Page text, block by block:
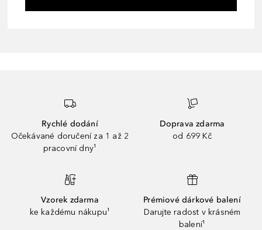
Rychlé dodání
Očekávané doručení za 1 až 2
pracovní dny¹
Doprava zdarma
od 699 Kč
Vzorek zdarma
ke každému nákupu¹
Prémiové dárkové balení
Darujte radost v krásném
balení¹